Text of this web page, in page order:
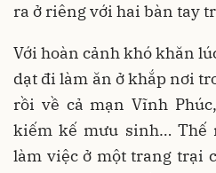
ra ở riêng với hai bàn tay
Với hoàn cảnh khó khăn
dạt đi làm ăn ở khắp nơi
rồi về cả mạn Vĩnh
kiếm kế mưu sinh… Thế
làm việc ở một trang trại